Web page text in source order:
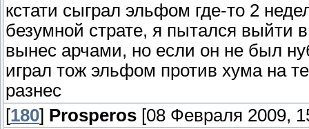
кстати сыграл эльфом где-то 2
безумной страте, я пытался выйти
вынес арчами, но если он не был
играл тож эльфом против хума на
разнес
[180] Prosperos [08 Февраля 2009,